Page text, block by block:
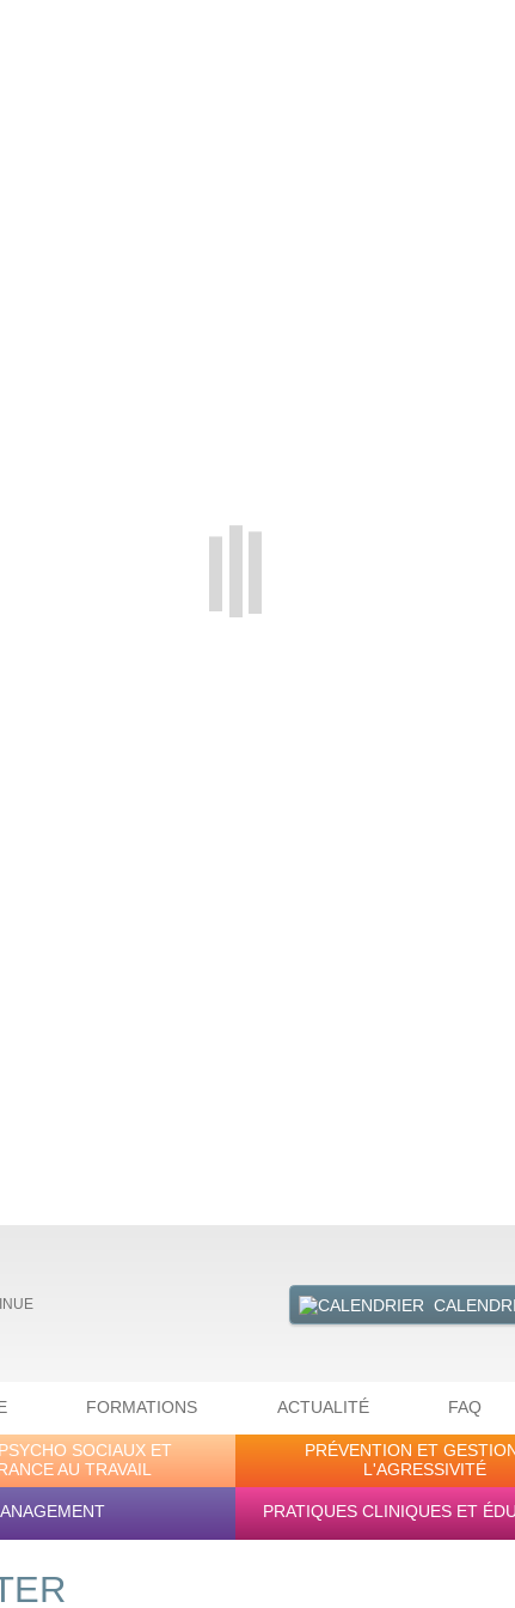
FORMATIONS ACTUALITÉ FAQ
SOCIAUX ET
AU TRAVAIL
PRÉVENTION ET
L'AGRESSIVITÉ
PRATIQUES CLINIQUES ET